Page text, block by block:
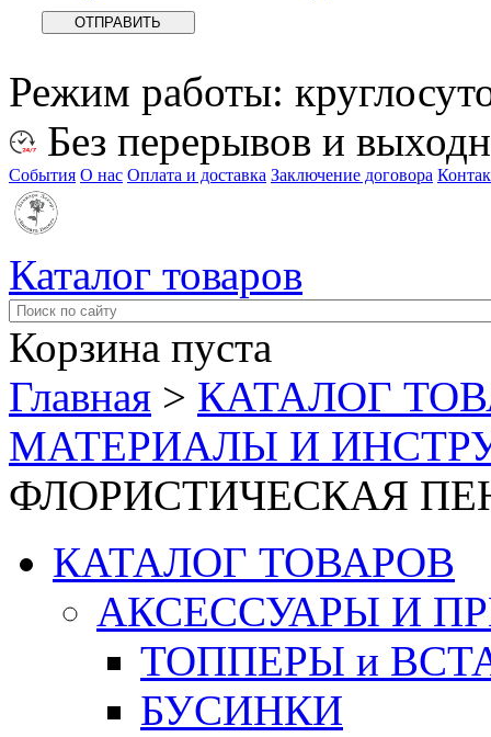
Режим работы:
Без перерывов и
События О нас Оплата и доставка Заключение договора
Каталог товаров
Корзина пуста
Главная > КАТАЛОГ
МАТЕРИАЛЫ И
ФЛОРИСТИЧЕСКАЯ
КАТАЛОГ ТОВАРОВ
АКСЕССУАРЫ И
ТОППЕРЫ и
БУСИНКИ